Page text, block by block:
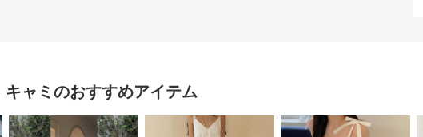
キャミ のおすすめアイテム